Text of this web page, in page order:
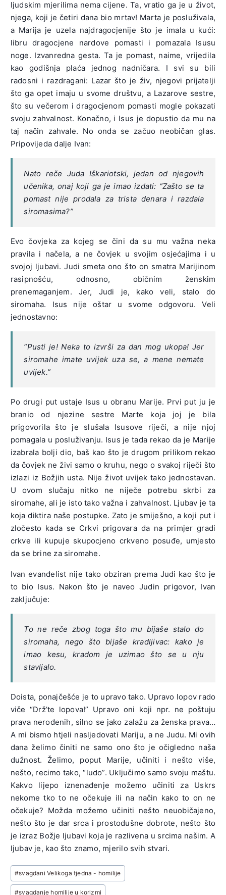
ljudskim mjerilima nema cijene. Ta, vratio ga je u život,
njega, koji je četiri dana bio mrtav! Marta je posluživala,
a Marija je uzela najdragocjenije što je imala u kući:
libru dragocjene nardove pomasti i pomazala Isusu
noge. Izvanredna gesta. Ta je pomast, naime, vrijedila
kao godišnja plaća jednog nadničara. I svi su bili
radosni i razdragani: Lazar što je živ, njegovi prijatelji
što ga opet imaju u svome društvu, a Lazarove sestre,
što su večerom i dragocjenom pomasti mogle pokazati
svoju zahvalnost. Konačno, i Isus je dopustio da mu na
taj način zahvale. No onda se začuo neobičan glas.
Pripovijeda dalje Ivan:
Nato reče Juda Iškariotski, jedan od njegovih
učenika, onaj koji ga je imao izdati: “Zašto se ta
pomast nije prodala za trista denara i razdala
siromasima?”
Evo čovjeka za kojeg se čini da su mu važna neka
pravila i načela, a ne čovjek u svojim osjećajima i u
svojoj ljubavi. Judi smeta ono što on smatra Marijinom
rasipnošću, odnosno, običnim ženskim
prenemaganjem. Jer, Judi je, kako veli, stalo do
siromaha. Isus nije oštar u svome odgovoru. Veli
jednostavno:
“Pusti je! Neka to izvrši za dan mog ukopa! Jer
siromahe imate uvijek uza se, a mene nemate
uvijek.”
Po drugi put ustaje Isus u obranu Marije. Prvi put ju je
branio od njezine sestre Marte koja joj je bila
prigovorila što je slušala Isusove riječi, a nije njoj
pomagala u posluživanju. Isus je tada rekao da je Marije
izabrala bolji dio, baš kao što je drugom prilikom rekao
da čovjek ne živi samo o kruhu, nego o svakoj riječi što
izlazi iz Božjih usta. Nije život uvijek tako jednostavan.
U ovom slučaju nitko ne niječe potrebu skrbi za
siromahe, ali je isto tako važna i zahvalnost. Ljubav je ta
koja diktira naše postupke. Zato je smiješno, a koji put i
zločesto kada se Crkvi prigovara da na primjer gradi
crkve ili kupuje skupocjeno crkveno posuđe, umjesto
da se brine za siromahe.
Ivan evanđelist nije tako obziran prema Judi kao što je
to bio Isus. Nakon što je naveo Judin prigovor, Ivan
zaključuje:
To ne reče zbog toga što mu bijaše stalo do
siromaha, nego što bijaše kradljivac: kako je
imao kesu, kradom je uzimao što se u nju
stavljalo.
Doista, ponajčešće je to upravo tako. Upravo lopov rado
viče “Drž’te lopova!” Upravo oni koji npr. ne poštuju
prava nerođenih, silno se jako zalažu za ženska prava…
A mi bismo htjeli nasljedovati Mariju, a ne Judu. Mi ovih
dana želimo činiti ne samo ono što je očigledno naša
dužnost. Želimo, poput Marije, učiniti i nešto više,
nešto, recimo tako, “ludo”. Uključimo samo svoju maštu.
Kakvo lijepo iznenađenje možemo učiniti za Uskrs
nekome tko to ne očekuje ili na način kako to on ne
očekuje? Možda možemo učiniti nešto neuobičajeno,
nešto što je dar srca i prostodušne dobrote, nešto što
je izraz Božje ljubavi koja je razlivena u srcima našim. A
ljubav je, kao što znamo, mjerilo svih stvari.
Post
Tags:
#svagdani Velikoga tjedna - homilije
#svagdanje homilije u korizmi